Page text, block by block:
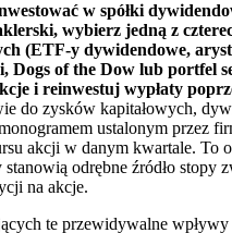
w spółki
wybierz jedną z
(ETF-y dywidendowe,
Dogs of the Dow lub portfel
i reinwestuj wypłaty
do zysków kapitałowych,
ustalonym przez
akcji w danym kwartale. To
odrębne źródło stopy
na akcje.
te przewidywalne